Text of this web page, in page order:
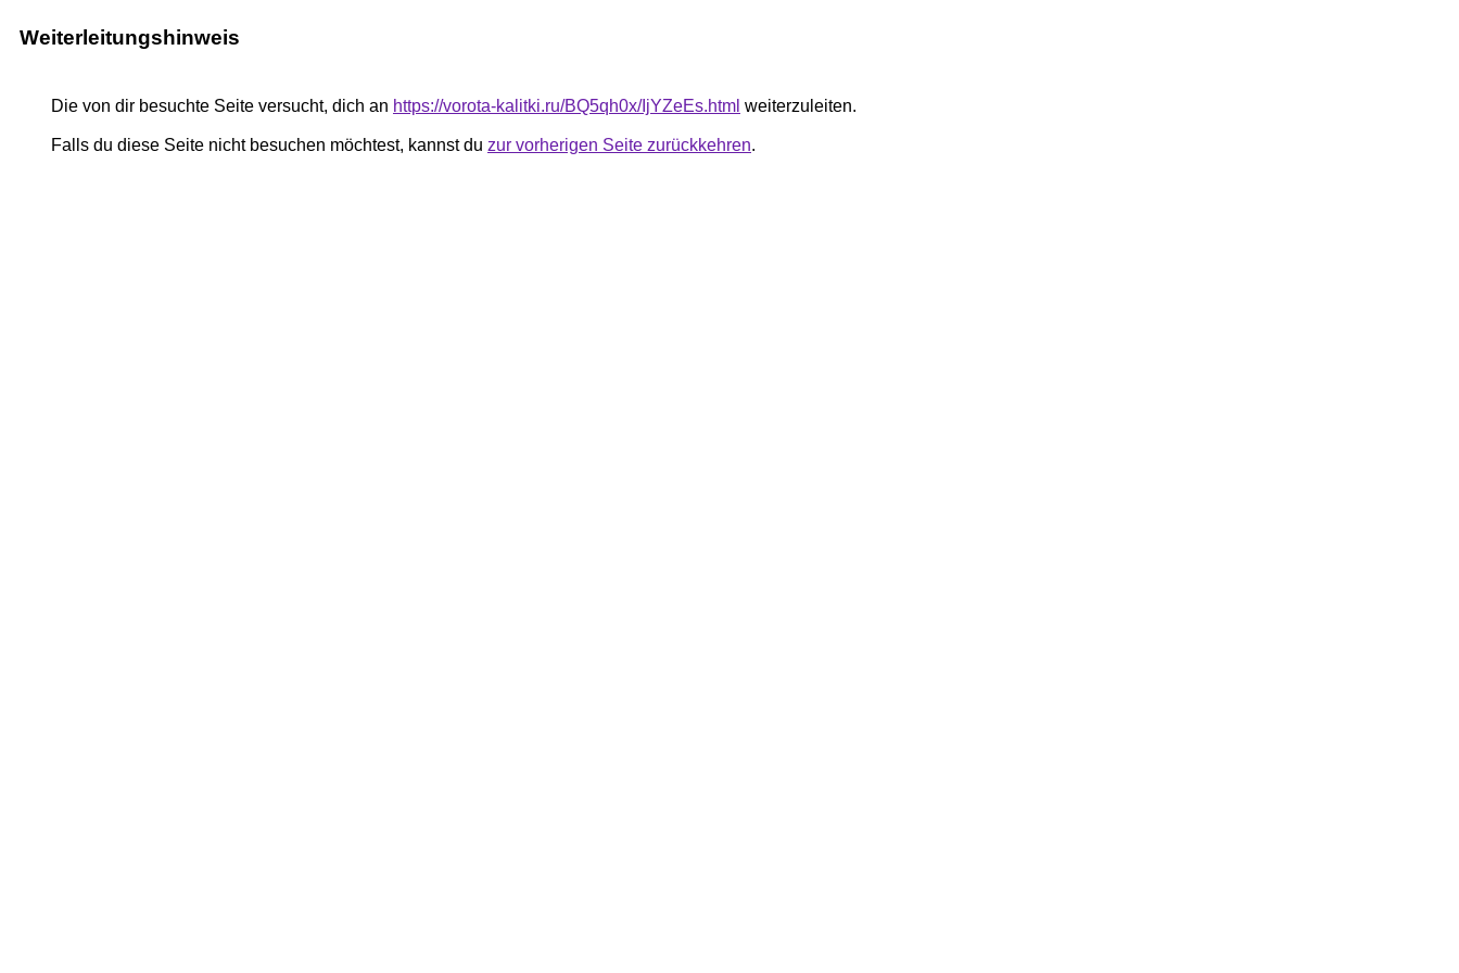
Weiterleitungshinweis
Die von dir besuchte Seite versucht, dich an https://vorota-kalitki.ru/BQ5qh0x/IjYZeEs.html weiterzuleiten.
Falls du diese Seite nicht besuchen möchtest, kannst du zur vorherigen Seite zurückkehren.